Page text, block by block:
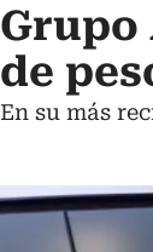
Grupo
de
En su más